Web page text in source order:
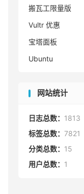
搬瓦工限量版
Vultr 优惠
宝塔面板
Ubuntu
网站统计
日志总数： 1813
标签总数： 7821
分类总数： 15
用户总数： 1